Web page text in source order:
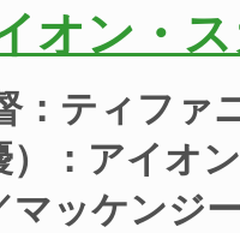
オン・
：ティファ
： アイオ
マッケンジ